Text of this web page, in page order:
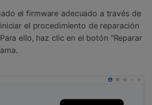
el firmware adecuado a través de
el procedimiento de reparación
ello, haz clic en el botón "Reparar